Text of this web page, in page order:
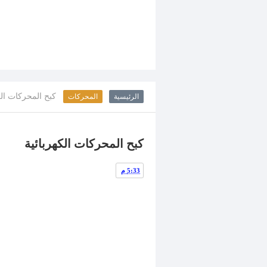
الرئيسية المحركات كبح المحركات
كبح المحركات الكهربائية
5:33 م